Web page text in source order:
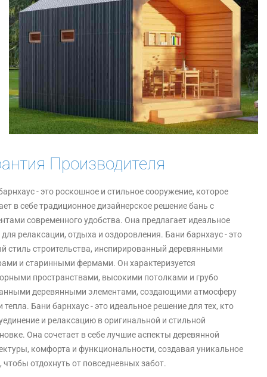
Производителя
- это роскошное и стильное сооружение, которое
в себе традиционное дизайнерское решение бань с
современного удобства. Она предлагает идеальное
для релаксации, отдыха и оздоровления. Бани барнхаус - это
стиль строительства, инспирированный деревянными
и старинными фермами. Он характеризуется
пространствами, высокими потолками и грубо
деревянными элементами, создающими атмосферу
тепла. Бани барнхаус - это идеальное решение для тех, кто
и релаксацию в оригинальной и стильной
Она сочетает в себе лучшие аспекты деревянной
комфорта и функциональности, создавая уникальное
чтобы отдохнуть от повседневных забот.